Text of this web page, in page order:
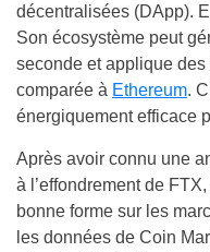
décentralisées (DApp).
Son écosystème peut
seconde et applique des
comparée à Ethereum.
énergiquement efficace
Après avoir connu une
à l’effondrement de
bonne forme sur les
les données de Coin